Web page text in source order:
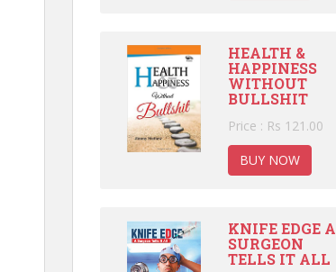
HEALTH &
HAPPINESS
WITHOUT
BULLSHIT
Price : Rs 121.00
BUY NOW
KNIFE EDGE A
SURGEON
TELLS IT ALL